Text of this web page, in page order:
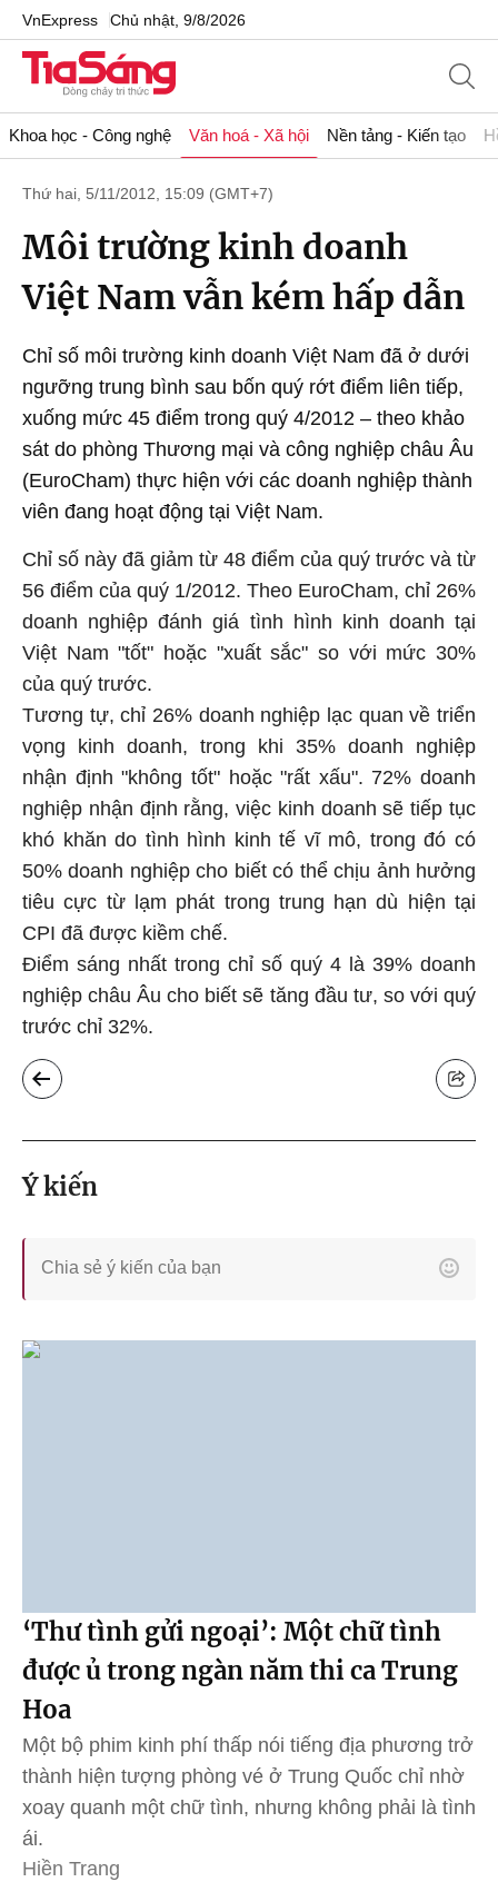
VnExpress Chủ nhật, 9/8/2026
Khoa học - Công nghệ Văn hoá - Xã hội Nền tảng - Kiến tạo
Thứ hai, 5/11/2012, 15:09 (GMT+7)
Môi trường kinh doanh
Việt Nam vẫn kém hấp dẫn
Chỉ số môi trường kinh doanh Việt Nam đã ở dưới
ngưỡng trung bình sau bốn quý rớt điểm liên tiếp,
xuống mức 45 điểm trong quý 4/2012 – theo khảo
sát do phòng Thương mại và công nghiệp châu Âu
(EuroCham) thực hiện với các doanh nghiệp thành
viên đang hoạt động tại Việt Nam.
Chỉ số này đã giảm từ 48 điểm của quý trước và từ
56 điểm của quý 1/2012. Theo EuroCham, chỉ 26%
doanh nghiệp đánh giá tình hình kinh doanh tại
Việt Nam "tốt" hoặc "xuất sắc" so với mức 30%
của quý trước.
Tương tự, chỉ 26% doanh nghiệp lạc quan về triển
vọng kinh doanh, trong khi 35% doanh nghiệp
nhận định "không tốt" hoặc "rất xấu". 72% doanh
nghiệp nhận định rằng, việc kinh doanh sẽ tiếp tục
khó khăn do tình hình kinh tế vĩ mô, trong đó có
50% doanh nghiệp cho biết có thể chịu ảnh hưởng
tiêu cực từ lạm phát trong trung hạn dù hiện tại
CPI đã được kiềm chế.
Điểm sáng nhất trong chỉ số quý 4 là 39% doanh
nghiệp châu Âu cho biết sẽ tăng đầu tư, so với quý
trước chỉ 32%.
Ý kiến
‘Thư tình gửi ngoại’: Một chữ tình
được ủ trong ngàn năm thi ca Trung
Hoa
Một bộ phim kinh phí thấp nói tiếng địa phương trở
thành hiện tượng phòng vé ở Trung Quốc chỉ nhờ
xoay quanh một chữ tình, nhưng không phải là tình
ái.
Hiền Trang